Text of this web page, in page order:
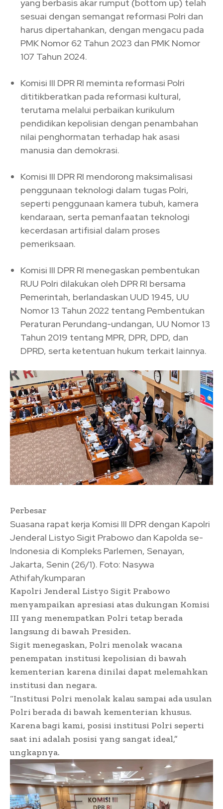
yang berbasis akar rumput (bottom up) telah
sesuai dengan semangat reformasi Polri dan
harus dipertahankan, dengan mengacu pada
PMK Nomor 62 Tahun 2023 dan PMK Nomor
107 Tahun 2024.
Komisi III DPR RI meminta reformasi Polri
dititikberatkan pada reformasi kultural,
terutama melalui perbaikan kurikulum
pendidikan kepolisian dengan penambahan
nilai penghormatan terhadap hak asasi
manusia dan demokrasi.
Komisi III DPR RI mendorong maksimalisasi
penggunaan teknologi dalam tugas Polri,
seperti penggunaan kamera tubuh, kamera
kendaraan, serta pemanfaatan teknologi
kecerdasan artifisial dalam proses
pemeriksaan.
Komisi III DPR RI menegaskan pembentukan
RUU Polri dilakukan oleh DPR RI bersama
Pemerintah, berlandaskan UUD 1945, UU
Nomor 13 Tahun 2022 tentang Pembentukan
Peraturan Perundang-undangan, UU Nomor 13
Tahun 2019 tentang MPR, DPR, DPD, dan
DPRD, serta ketentuan hukum terkait lainnya.
Perbesar
Suasana rapat kerja Komisi III DPR dengan Kapolri
Jenderal Listyo Sigit Prabowo dan Kapolda se-
Indonesia di Kompleks Parlemen, Senayan,
Jakarta, Senin (26/1). Foto: Nasywa
Athifah/kumparan
Kapolri Jenderal Listyo Sigit Prabowo
menyampaikan apresiasi atas dukungan Komisi
III yang menempatkan Polri tetap berada
langsung di bawah Presiden.
Sigit menegaskan, Polri menolak wacana
penempatan institusi kepolisian di bawah
kementerian karena dinilai dapat melemahkan
institusi dan negara.
“Institusi Polri menolak kalau sampai ada usulan
Polri berada di bawah kementerian khusus.
Karena bagi kami, posisi institusi Polri seperti
saat ini adalah posisi yang sangat ideal,”
ungkapnya.